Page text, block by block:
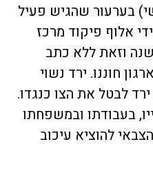
בערעור שהגיש פעיל
אלוף פיקוד מרכז
שנה וזאת ללא כתב
חוננו. ירד נשוי
לבטל את הצו כנגדו.
בעבודתו ובמשפחתו
להוציא עיכוב